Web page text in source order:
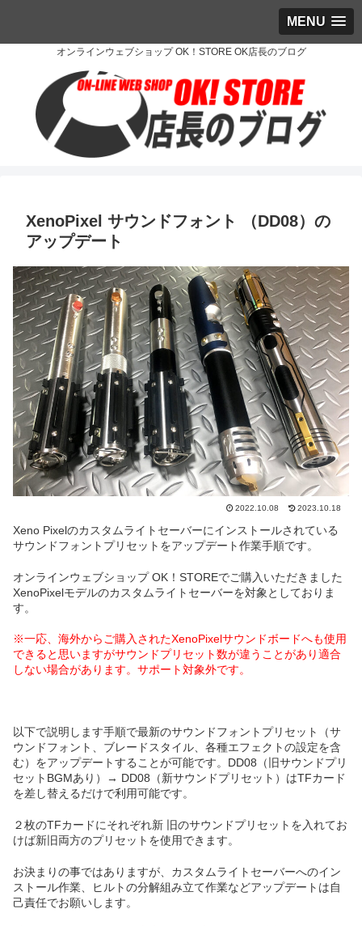
MENU
オンラインウェブショップ OK！STORE OK店長のブログ
XenoPixel サウンドフォント （DD08）の
アップデート
2022.10.08 2023.10.18
Xeno Pixelのカスタムライトセーバーにインストールされている
サウンドフォントプリセットをアップデート作業手順です。
オンラインウェブショップ OK！STOREでご購入いただきました
XenoPixelモデルのカスタムライトセーバーを対象としておりま
す。
※一応、海外からご購入されたXenoPixelサウンドボードへも使用
できると思いますがサウンドプリセット数が違うことがあり適合
しない場合があります。サポート対象外です。
以下で説明します手順で最新のサウンドフォントプリセット（サ
ウンドフォント、ブレードスタイル、各種エフェクトの設定を含
む）をアップデートすることが可能です。DD08（旧サウンドプリ
セットBGMあり）→ DD08（新サウンドプリセット）はTFカード
を差し替えるだけで利用可能です。
２枚のTFカードにそれぞれ新 旧のサウンドプリセットを入れてお
けば新旧両方のプリセットを使用できます。
お決まりの事ではありますが、カスタムライトセーバーへのイン
ストール作業、ヒルトの分解組み立て作業などアップデートは自
己責任でお願いします。